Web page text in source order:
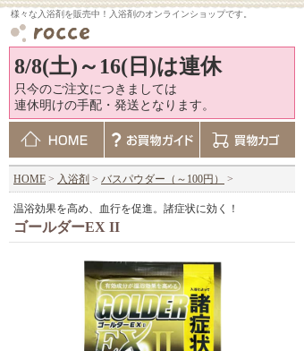
様々な入浴剤を販売中！入浴剤のオンラインショップです。
8/8(土)～16(日)は連休
只今のご注文につきましては
連休明けの手配・発送となります。
HOME > 入浴剤 > バスパウダー（～100円） >
温浴効果を高め、血行を促進。諸症状に効く！
ゴールダーEX II